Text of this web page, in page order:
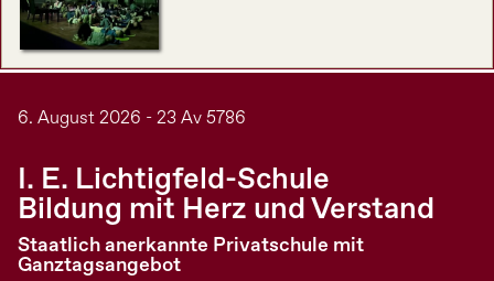
6. August 2026 - 23 Av 5786
I. E. Lichtigfeld-Schule
Bildung mit Herz und Verstand
Staatlich anerkannte Privatschule mit
Ganztagsangebot